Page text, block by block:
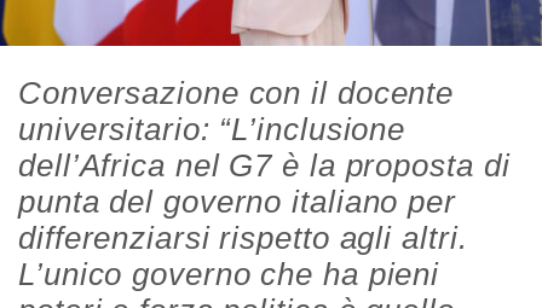
Conversazione con il docente
universitario: “L’inclusione
dell’Africa nel G7 è la proposta di
punta del governo italiano per
differenziarsi rispetto agli altri.
L’unico governo che ha pieni